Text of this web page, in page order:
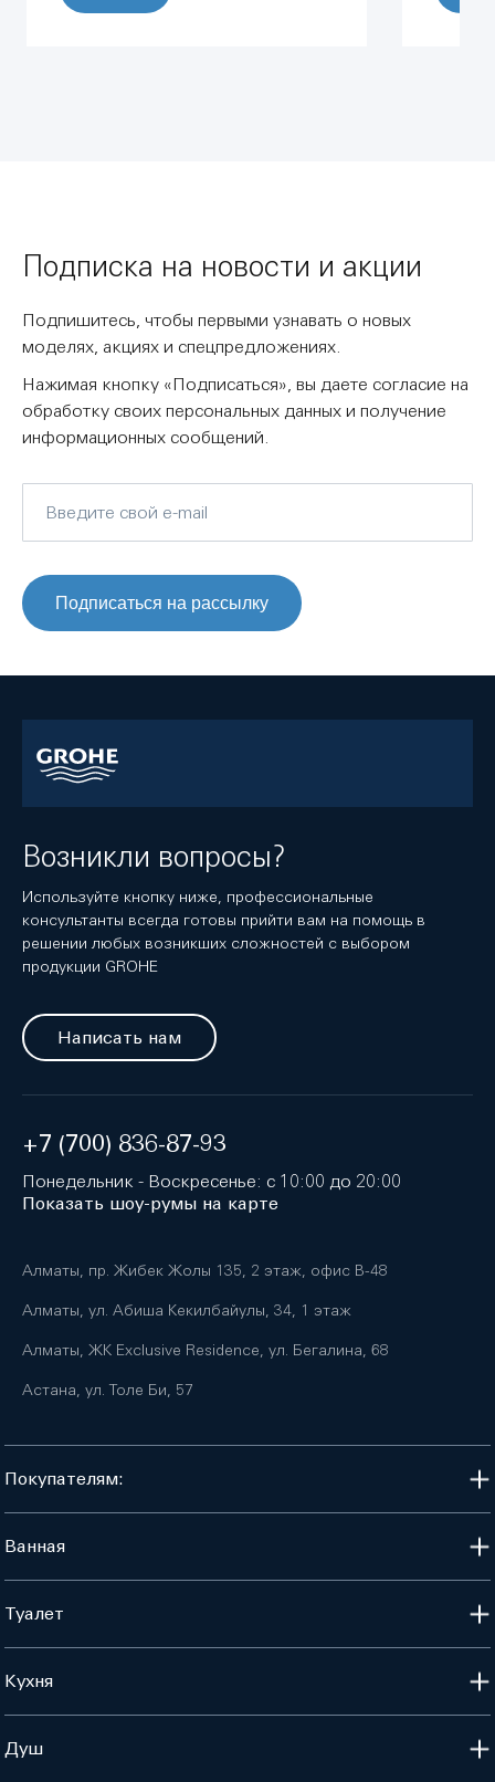
Подписка на новости и акции
Подпишитесь, чтобы первыми узнавать о новых
моделях, акциях и спецпредложениях.
Нажимая кнопку «Подписаться», вы даете согласие на
обработку своих персональных данных и получение
информационных сообщений.
Подписаться на рассылку
Возникли вопросы?
Используйте кнопку ниже, профессиональные
консультанты всегда готовы прийти вам на помощь в
решении любых возникших сложностей с выбором
продукции GROHE
Написать нам
+7 (700) 836-87-93
Понедельник - Воскресенье: с 10:00 до 20:00
Показать шоу-румы на карте
Алматы, пр. Жибек Жолы 135, 2 этаж, офис B-48
Алматы, ул. Абиша Кекилбайулы, 34, 1 этаж
Алматы, ЖК Exclusive Residence, ул. Бегалина, 68
Астана, ул. Толе Би, 57
Покупателям:
Ванная
Туалет
Кухня
Душ